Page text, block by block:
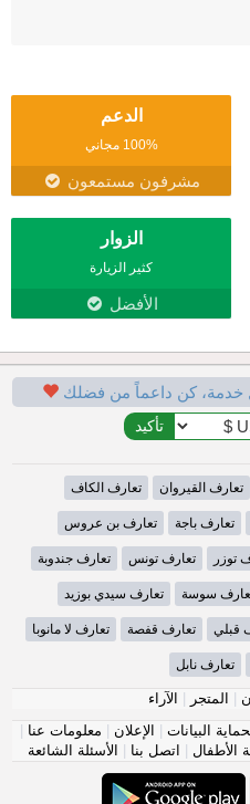
الدعم
100% مجاني
مشرفون مستمعون
الزوار
كثير الزيارة
الأفضل
خدمة، كن داعماً من فضلك
تعارف القيروان تعارف الكاف
تعارف باجة تعارف بن عروس
توزر تعارف تونس تعارف جندوبة
سوسة تعارف سيدي بوزيد
قبلي تعارف قفصة تعارف لا مانوبا
تعارف نابل
| المتجر | الآراء
البيانات | الإعلان | معلومات عنا |
الأطفال | اتصل بنا | الأسئلة الشائعة